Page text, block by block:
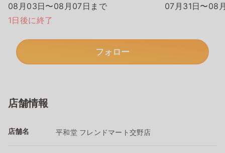
08月03日〜08月07日まで
1日後に終了
07月31日〜08
フォロー
店舗情報
店舗名 平和堂 フレンドマート交野店